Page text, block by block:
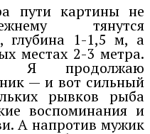
пути картины не
тянутся
глубина 1-1,5 м, а
местах 2-3 метра.
Я продолжаю
— и вот сильный
рывков рыба
воспоминания и
А напротив мужик